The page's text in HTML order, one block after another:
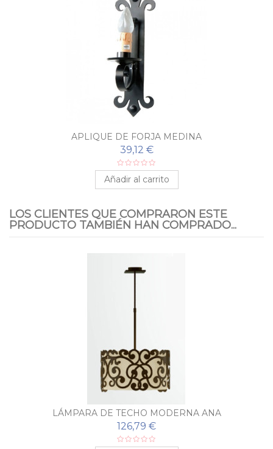
APLIQUE DE FORJA MEDINA
39,12 €
Añadir al carrito
LOS CLIENTES QUE COMPRARON ESTE
PRODUCTO TAMBIÉN HAN COMPRADO...
LÁMPARA DE TECHO MODERNA ANA
126,79 €